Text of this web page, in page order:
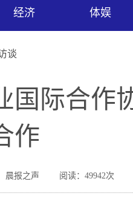
经济 体娱
谈
国际合作
作
晨报之声 阅读：49942次